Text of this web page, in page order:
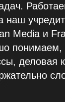
Media и
понимаем,
деловая